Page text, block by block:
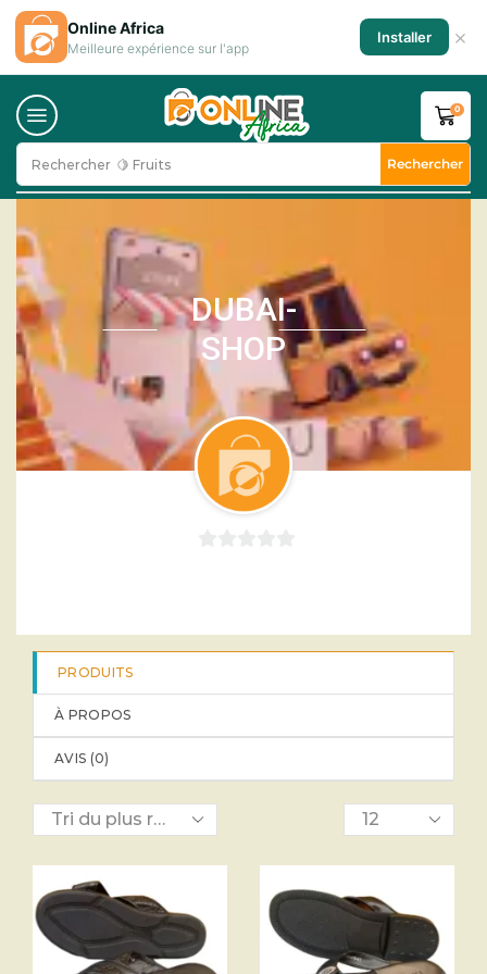
Rechercher Rechercher
0
DUBAI-
SHOP
PRODUITS
À PROPOS
AVIS (0)
Online Africa
Meilleure expérience sur l'app
Installer ×